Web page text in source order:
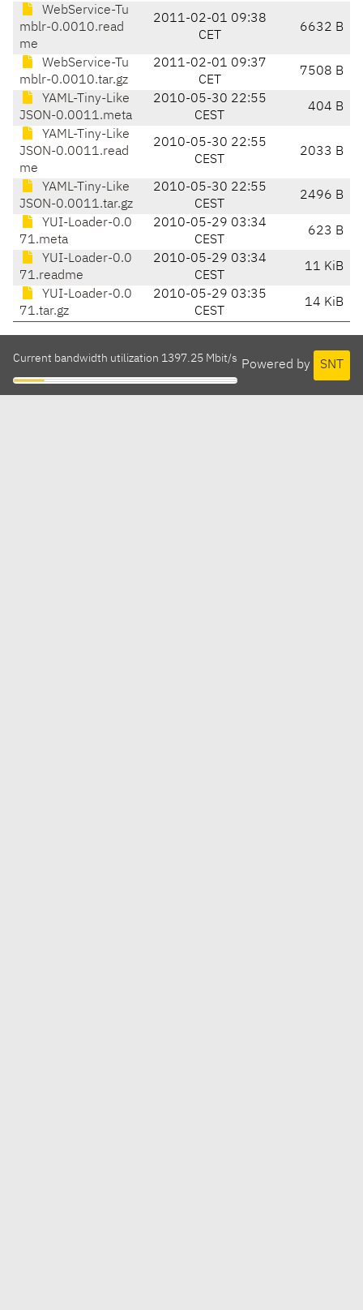
WebService-Tu
mblr-0.0010.read
me
2011-02-01 09:38
CET
6632 B
WebService-Tu
mblr-0.0010.tar.gz
2011-02-01 09:37
CET
7508 B
YAML-Tiny-Like
JSON-0.0011.meta
2010-05-30 22:55
CEST
404 B
YAML-Tiny-Like
JSON-0.0011.read
me
2010-05-30 22:55
CEST
2033 B
YAML-Tiny-Like
JSON-0.0011.tar.gz
2010-05-30 22:55
CEST
2496 B
YUI-Loader-0.0
71.meta
2010-05-29 03:34
CEST
623 B
YUI-Loader-0.0
71.readme
2010-05-29 03:34
CEST
11 KiB
YUI-Loader-0.0
71.tar.gz
2010-05-29 03:35
CEST
14 KiB
Powered by SNT
Current bandwidth utilization 1397.25 Mbit/s